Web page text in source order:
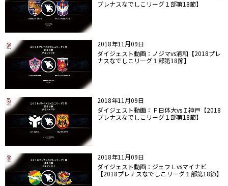
プレナスなでしこリーグ１部第18節】
2018年11月09日
ダイジェスト動画：ノジマvs浦和【2018プレ
ナスなでしこリーグ１部第18節】
2018年11月09日
ダイジェスト動画：Ｆ日体大vsＩ神戸【2018
プレナスなでしこリーグ１部第18節】
2018年11月09日
ダイジェスト動画：ジェフＬvsマイナビ
【2018プレナスなでしこリーグ１部第18節】